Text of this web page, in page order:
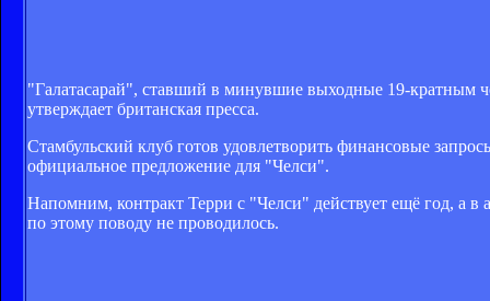
"Галатасарай", ставший в минувшие выходные 19-кратным
утверждает британская пресса.
Стамбульский клуб готов удовлетворить финансовые
официальное предложение для "Челси".
Напомним, контракт Терри с "Челси" действует ещё год, а в
по этому поводу не проводилось.